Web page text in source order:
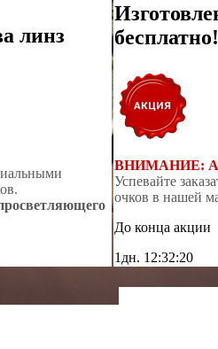
линз
бесплатно!
ВНИМАНИЕ:
Успевайте
очков в нашей
До конца акции
1дн. 12:32:18